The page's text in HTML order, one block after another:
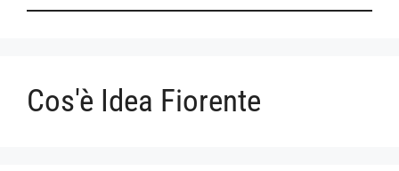
Cos'è Idea Fiorente